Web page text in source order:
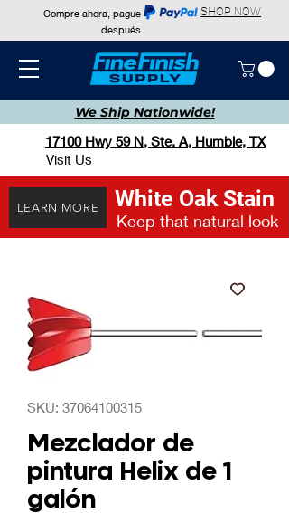
We Ship Nationwide!
Compre ahora, pague
después
SHOP NOW
17100 Hwy 59 N, Ste. A, Humble, TX
Visit Us
LEARN MORE White Oak Stain
Keep that natural look
SKU: 37064100315
Mezclador de
pintura Helix de 1
galón